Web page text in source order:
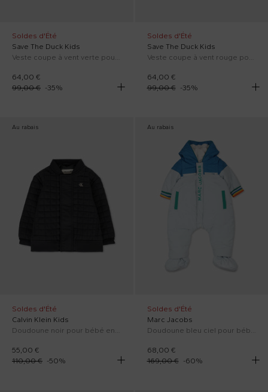
Soldes d'Été
Save The Duck Kids
Veste coupe à vent verte pour bébé garçon avec logo
64,00 €
99,00 € -35%
Soldes d'Été
Save The Duck Kids
Veste coupe à vent rouge pour bébé garçon avec logo
64,00 €
99,00 €
-35%
Au rabais
Soldes d'Été
Calvin Klein Kids
Doudoune noir pour bébé enfants avec logo
55,00 €
110,00 € -50%
Au rabais
Soldes d'Été
Marc Jacobs
Doudoune bleu ciel pour bébé garçon avec logo
68,00 €
169,00 €
-60%